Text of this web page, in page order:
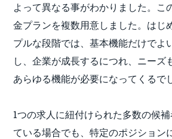
よって異なる事がわかりました。こ
金プランを複数用意しました。はじ
プルな段階では、基本機能だけでよ
し、企業が成長するにつれ、ニーズ
あらゆる機能が必要になってくるで
1つの求人に紐付けられた多数の候
ている場合でも、特定のポジション